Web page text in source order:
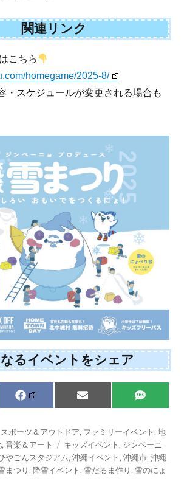
関連リンク
こちら
homegame/2025-8/
・スケジュールが変更される場合も
るイベントをシェア
Share
on
F
a
e
o
o
k
Share
on
E
m
i
Share
on
S
M
スポーツ＆アウトドア, ファミリーイベント ,地
,音楽＆アート
タ
グ
キッズイベント , ジンベーニ
やごんスタジアム,沖縄イベント ,沖縄市,沖縄
まつり ,降雪イベント , 雪だるま作り , 雪のにょ